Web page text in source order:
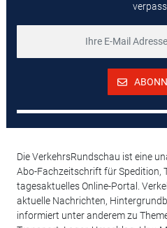
Die VerkehrsRundschau ist eine
Abo-Fachzeitschrift für Spedition,
tagesaktuelles Online-Portal.
aktuelle Nachrichten,
informiert unter anderem zu